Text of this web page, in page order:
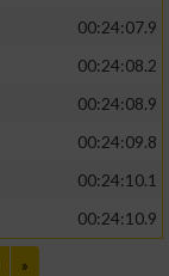
00:24:07.9
00:24:08.2
00:24:08.9
00:24:09.8
00:24:10.1
00:24:10.9
»